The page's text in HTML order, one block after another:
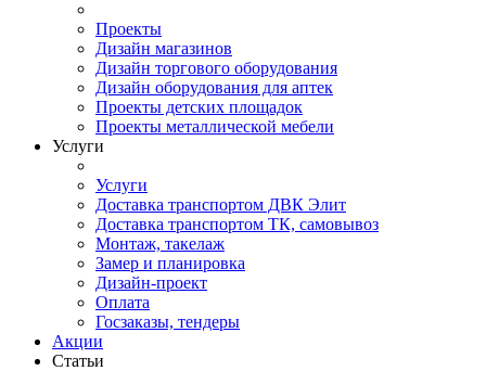
Проекты
Дизайн магазинов
Дизайн торгового оборудования
Дизайн оборудования для аптек
Проекты детских площадок
Проекты металлической мебели
Услуги
Услуги
Доставка транспортом ДВК Элит
Доставка транспортом ТК, самовывоз
Монтаж, такелаж
Замер и планировка
Дизайн-проект
Оплата
Госзаказы, тендеры
Акции
Статьи